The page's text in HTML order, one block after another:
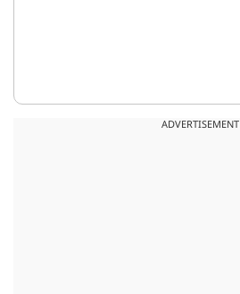
ADVERTISEMENT